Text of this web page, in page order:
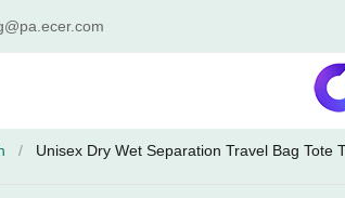
/ Unisex Dry Wet Separation Travel Bag Tote